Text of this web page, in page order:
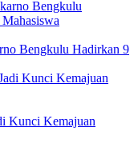
Bengkulu Hadirkan 9
Kunci Kemajuan